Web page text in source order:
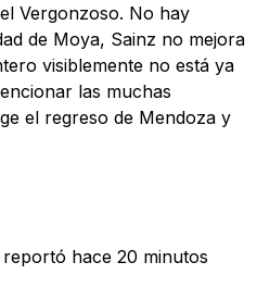
Vergonzoso. No hay
de Moya, Sainz no mejora
visiblemente no está ya
las muchas
el regreso de Mendoza y
reportó hace 20 minutos